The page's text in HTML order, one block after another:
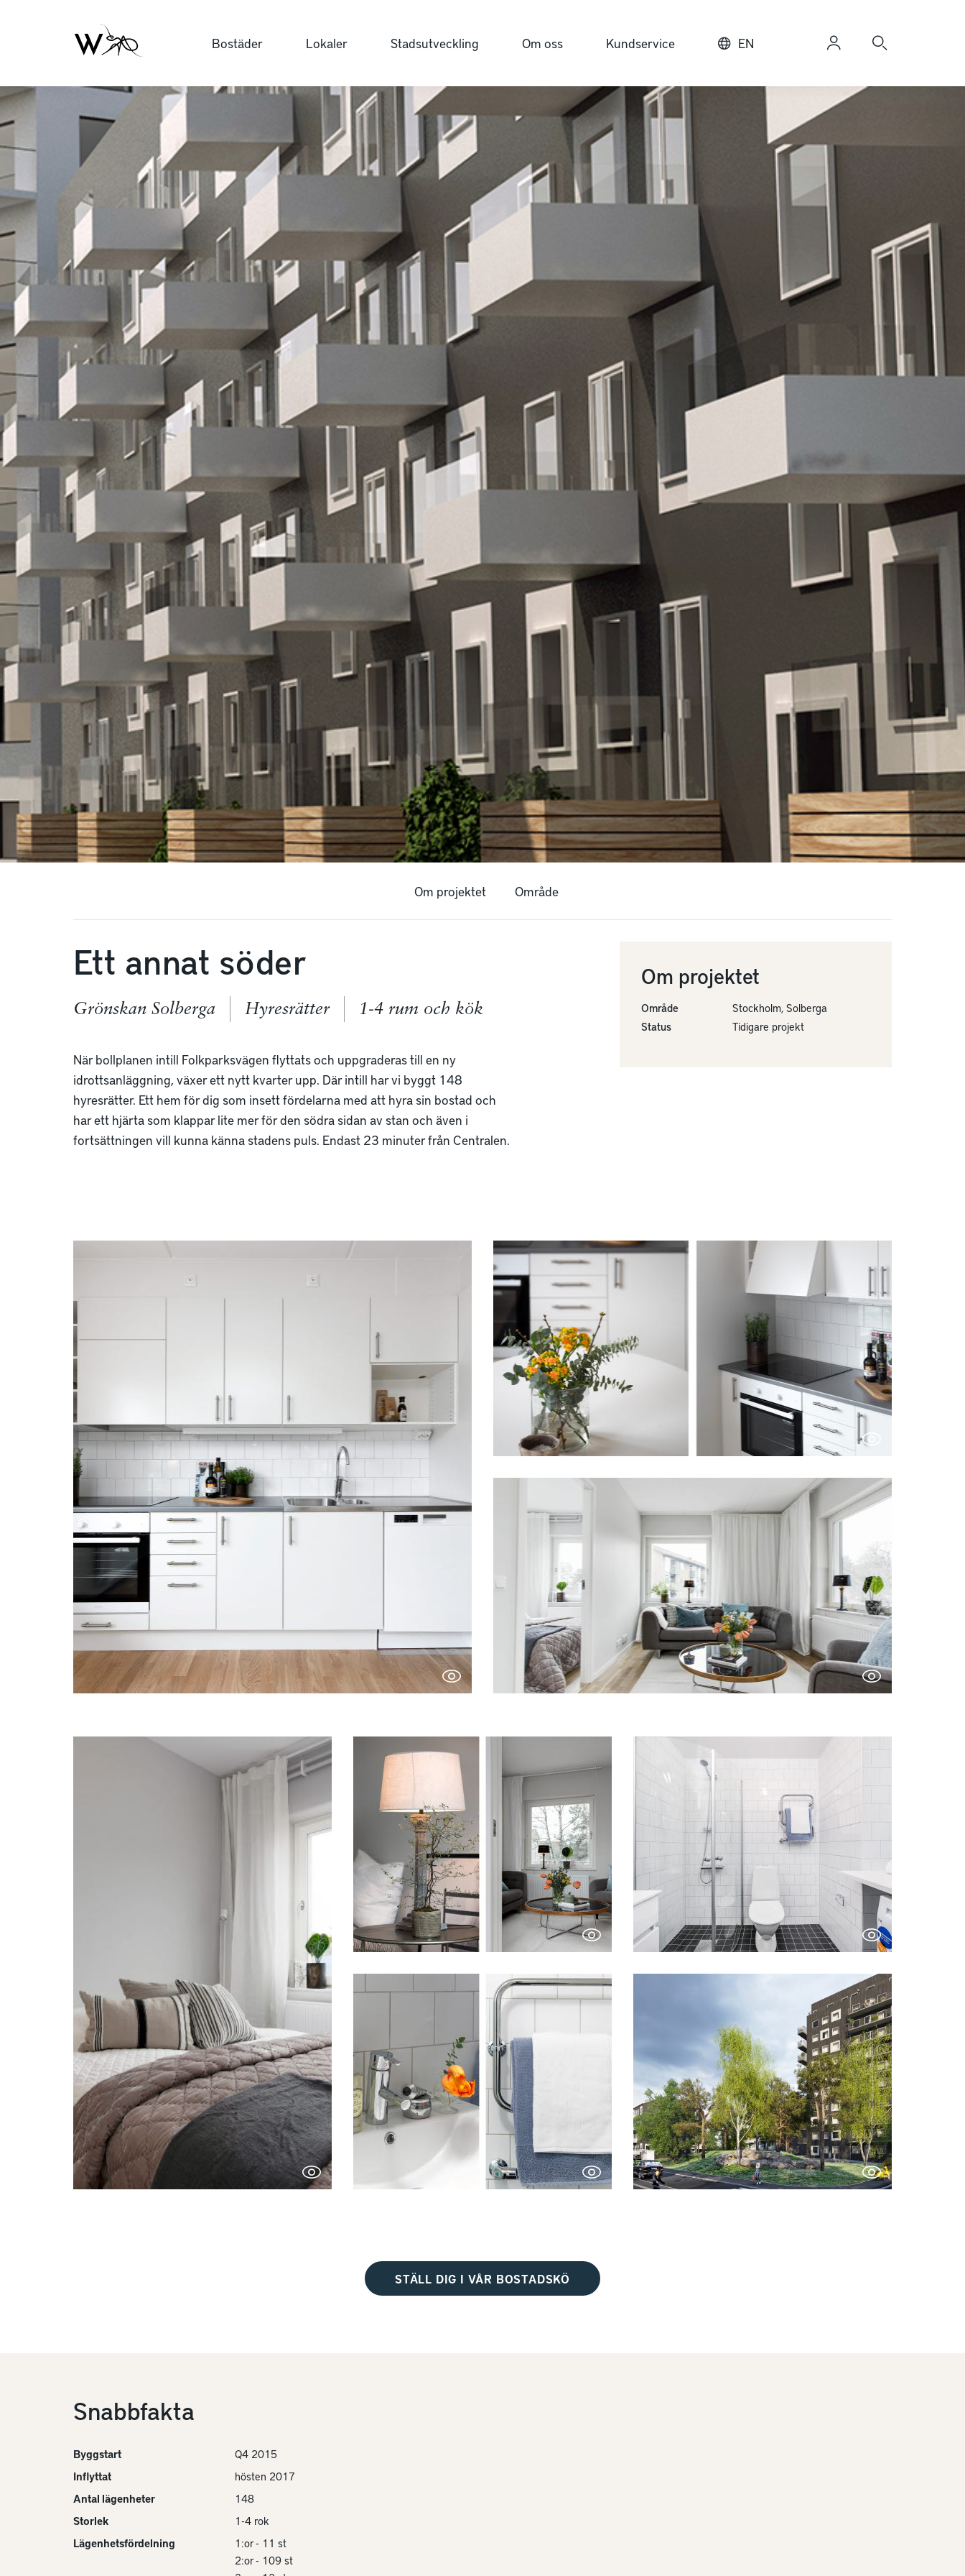
Bostäder Lokaler Stadsutveckling Om oss Kundservice EN
Om projektet Område
Ett annat söder
Grönskan Solberga Hyresrätter 1-4 rum och kök
När bollplanen intill Folkparksvägen flyttats och uppgraderas till en ny
idrottsanläggning, växer ett nytt kvarter upp. Där intill har vi byggt 148
hyresrätter. Ett hem för dig som insett fördelarna med att hyra sin bostad och
har ett hjärta som klappar lite mer för den södra sidan av stan och även i
fortsättningen vill kunna känna stadens puls. Endast 23 minuter från Centralen.
Om projektet
Område
Stockholm, Solberga
Status
Tidigare projekt
STÄLL DIG I VÅR BOSTADSKÖ
Snabbfakta
Byggstart
Q4 2015
Inflyttat
hösten 2017
Antal lägenheter
148
Storlek
1-4 rok
Lägenhetsfördelning
1:or - 11 st
2:or - 109 st